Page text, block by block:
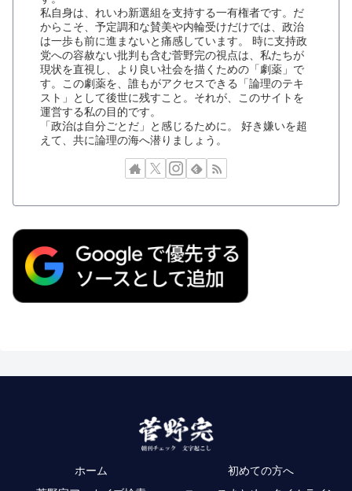
私自身は、れいわ新選組を支持する一有権者です。だ
からこそ、予定調和な賛美や内輪受けだけでは、政治
は一歩も前に進まないと痛感しています。 時に支持政
党への容赦ない批判も含む菅野完の視点は、私たちが
現状を直視し、より良い社会を描くための「劇薬」で
す。この劇薬を、誰もがアクセスできる「論理のテキ
スト」として後世に残すこと。それが、このサイトを
運営する私の目的です。
「政治は自分ごとだ」と感じるために。 好き嫌いを超
えて、共に論理の海へ潜りましょう。
ホーム
初めての方へ